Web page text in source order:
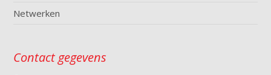
Netwerken
Contact gegevens